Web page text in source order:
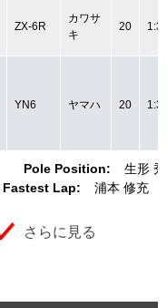
Pole Position:
生形
Fastest Lap:
浦本 修充
ZX-6R
カワサ
キ
20
YN6 ヤマハ 20
さらに見る